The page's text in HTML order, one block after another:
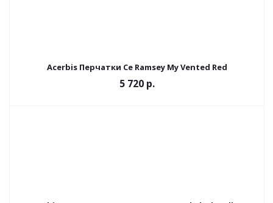
Acerbis Перчатки Ce Ramsey My Vented Red
5 720 р.